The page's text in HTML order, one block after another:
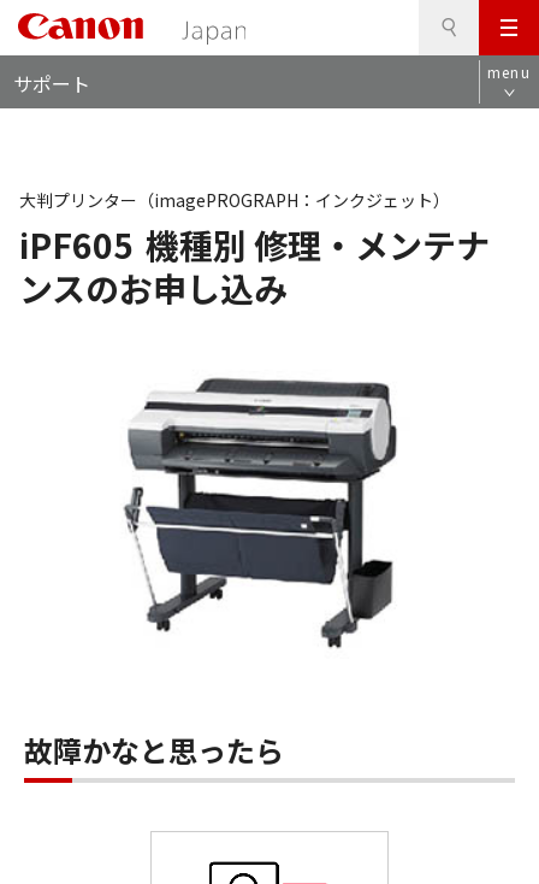
メ
ニ
ュ
サポート menu
iPF605 機種別 修理・メンテナ
ンスのお申し込み
大判プリンター（imagePROGRAPH：インクジェット）
故障かなと思ったら